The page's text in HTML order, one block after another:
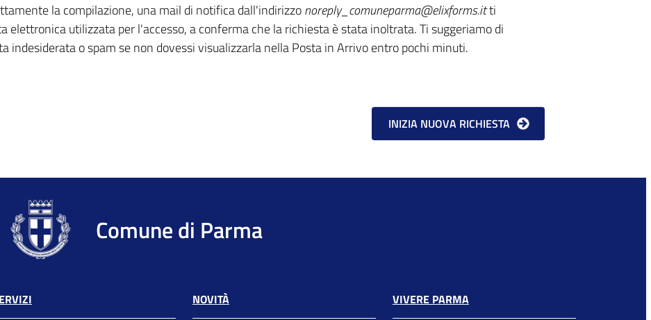
la compilazione, una mail di notifica dall'indirizzonoreply_comuneparma@elixforms.itti
elettronica utilizzata per l'accesso, a conferma che la richiesta è stata inoltrata. Ti suggeriamo di
indesiderata o spam se non dovessi visualizzarla nella Posta in Arrivo entro pochi minuti.
Comune di Parma
NOVITÀ VIVERE PARMA